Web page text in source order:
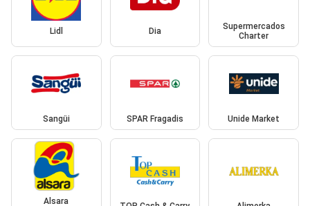
Lidl Dia
Supermercados
Charter
Sangüi SPAR Fragadis Unide Market
Alsara